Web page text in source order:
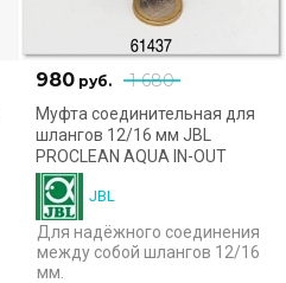
1 680
980 руб.
Муфта соединительная для
шлангов 12/16 мм JBL
PROCLEAN AQUA IN-OUT
JBL
Для надёжного соединения
между собой шлангов 12/16
мм.